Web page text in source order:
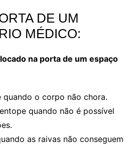
DE UM
MÉDICO:
na porta de um espaço
quando o corpo não chora.
quando não é possível
as raivas não conseguem